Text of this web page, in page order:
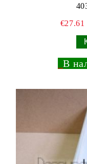
€27.61
_В